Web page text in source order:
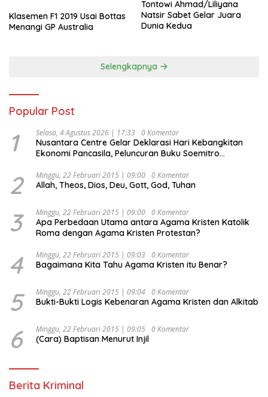
Klasemen F1 2019 Usai Bottas
Menangi GP Australia
Tontowi Ahmad/Liliyana
Natsir Sabet Gelar Juara
Dunia Kedua
Selengkapnya
Popular Post
1 Selasa, 4 Agustus 2026 | 17:33 0 Komentar
Nusantara Centre Gelar Deklarasi Hari Kebangkitan
Ekonomi Pancasila, Peluncuran Buku Soemitro
Ekonomi Politik Indonesia) & Simposium Nasional
“Urgensi Undang-Undang Perekonomian Nasional dan
Indonesia Emas 2045”,
2 Minggu, 22 Februari 2015 | 09:00 0 Komentar
Allah, Theos, Dios, Deu, Gott, God, Tuhan
3 Minggu, 22 Februari 2015 | 09:00 0 Komentar
Apa Perbedaan Utama antara Agama Kristen Katolik
Roma dengan Agama Kristen Protestan?
4 Minggu, 22 Februari 2015 | 09:03 0 Komentar
Bagaimana Kita Tahu Agama Kristen itu Benar?
5 Minggu, 22 Februari 2015 | 09:04 0 Komentar
Bukti-Bukti Logis Kebenaran Agama Kristen dan Alkitab
6 Minggu, 22 Februari 2015 | 09:05 0 Komentar
(Cara) Baptisan Menurut Injil
Berita Kriminal